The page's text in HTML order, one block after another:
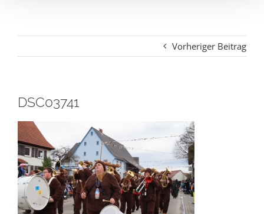
Vorheriger Beitrag
DSC03741